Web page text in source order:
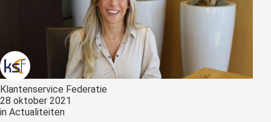
Klantenservice Federatie
28 oktober 2021
in Actualiteiten
om
te
over
van